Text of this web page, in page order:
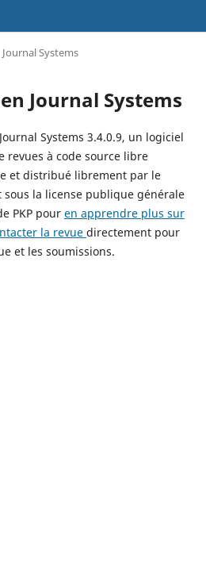
Systems
Journal Systems
Systems 3.4.0.9, un logiciel
à code source libre
et distribué librement par le
sous la license publique générale
PKP pour en apprendre plus sur
la revue directement pour
et les soumissions.